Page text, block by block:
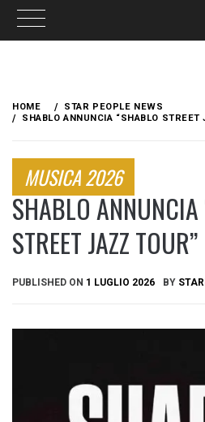
content
HOME
STAR PEOPLE NEWS
SHABLO ANNUNCIA “SHABLO STREET
MUSICA 2026
SHABLO
STREET JAZZ TOUR”
PUBLISHED ON 1 LUGLIO 2026 BY